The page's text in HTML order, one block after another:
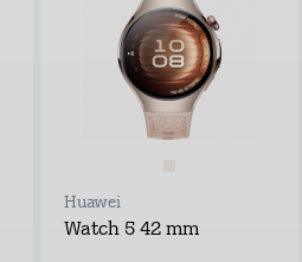
Huawei
Watch 5 42 mm